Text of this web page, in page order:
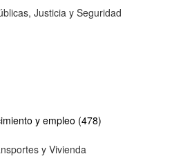
Justicia y Seguridad
y empleo (478)
y Vivienda